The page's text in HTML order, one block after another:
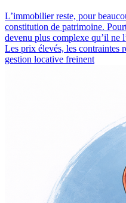
L’immobilier reste, pour
constitution de patrimoine.
devenu plus complexe qu’il ne
Les prix élevés, les contraintes
gestion locative freinent